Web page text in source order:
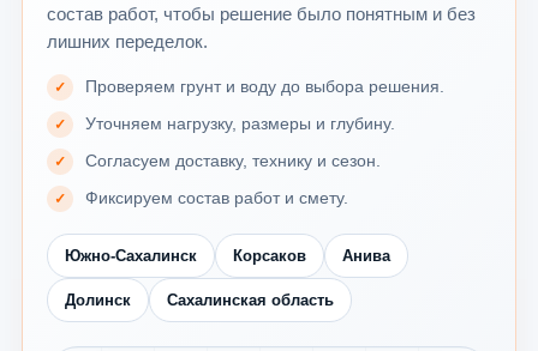
состав работ, чтобы решение было понятным и без
лишних переделок.
Проверяем грунт и воду до выбора решения.
Уточняем нагрузку, размеры и глубину.
Согласуем доставку, технику и сезон.
Фиксируем состав работ и смету.
Южно-Сахалинск Корсаков Анива
Долинск Сахалинская область